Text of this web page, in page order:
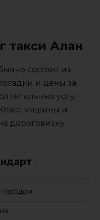
такси Алан
состоит из
и цены за
услуг
машины и
дороговизну
городом